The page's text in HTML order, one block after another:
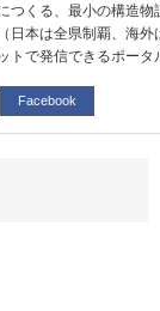
つくる、最小の構造
日本は全県制覇、海
トで発信できるポータ
Facebook